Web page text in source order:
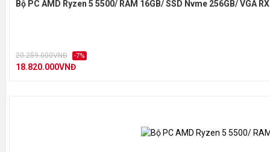
Bộ PC AMD Ryzen 5 5500/ RAM 16GB/ SSD Nvme 256GB/ VGA
20.259.000VNĐ -7%
18.820.000VNĐ